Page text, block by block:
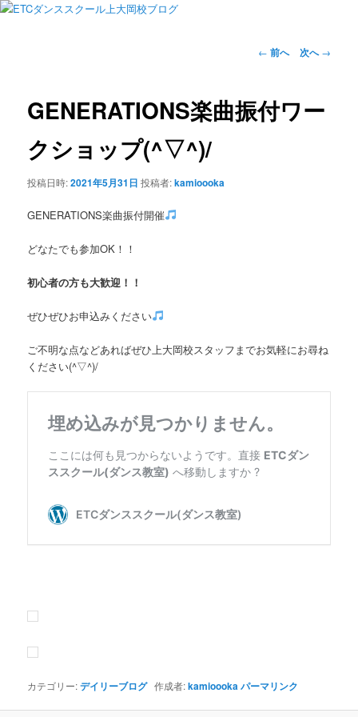
投
ビ
ゲ
← 前へ 次へ→
GENERATIONS楽曲振付ワー
クショップ(^▽^)/
投稿日時:2021年5月31日 投稿者:kamioooka
GENERATIONS楽曲振付開催
どなたでも参加OK！！
初心者の方も大歓迎！！
ぜひぜひお申込みください
ご不明な点などあればぜひ上大岡校スタッフまでお気軽にお尋ね
ください(^▽^)/
カテゴリー:デイリーブログ作成者:kamioookaパーマリンク